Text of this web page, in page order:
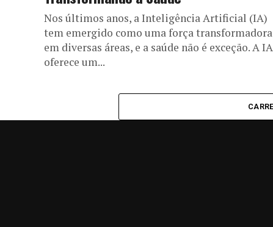
Nos últimos anos, a Inteligência Artificial (IA)
tem emergido como uma força transformadora
em diversas áreas, e a saúde não é exceção. A IA
oferece um...